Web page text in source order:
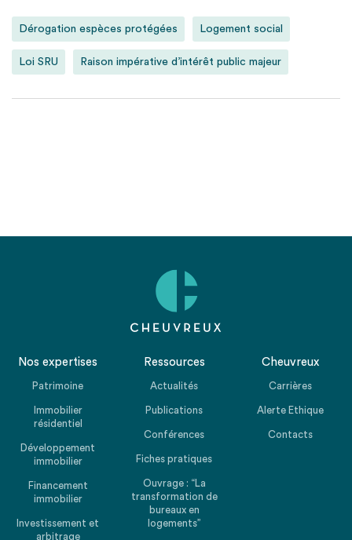
Dérogation espèces protégées Logement social
Loi SRU Raison impérative d’intérêt public majeur
Nos expertises
Patrimoine
Immobilier
résidentiel
Développement
immobilier
Financement
immobilier
Investissement et
arbitrage
Ressources
Actualités
Publications
Conférences
Fiches pratiques
Ouvrage : “La
transformation de
bureaux en
logements”
Cheuvreux
Carrières
Alerte Ethique
Contacts